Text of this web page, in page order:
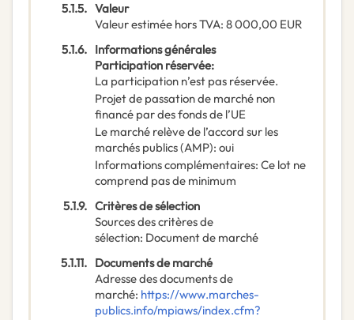
5.1.5. Valeur
Valeur estimée hors TVA: 8 000,00 EUR
5.1.6. Informations générales
Participation réservée:
La participation n’est pas réservée.
Projet de passation de marché non
financé par des fonds de l’UE
Le marché relève de l’accord sur les
marchés publics (AMP): oui
Informations complémentaires: Ce lot ne
comprend pas de minimum
5.1.9. Critères de sélection
Sources des critères de
sélection: Document de marché
5.1.11. Documents de marché
Adresse des documents de
marché: https://www.marches-
publics.info/mpiaws/index.cfm?